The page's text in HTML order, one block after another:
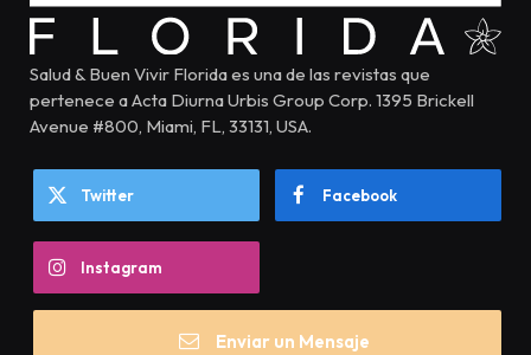
Salud & Buen Vivir Florida es una de las revistas que
pertenece a Acta Diurna Urbis Group Corp. 1395 Brickell
Avenue #800, Miami, FL, 33131, USA.
Twitter Facebook
Instagram
Enviar un Mensaje